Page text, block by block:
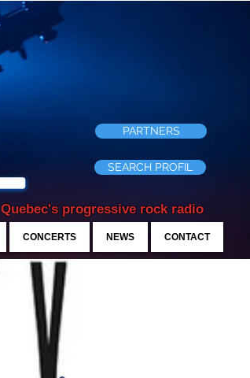
Quebec's progressive rock radio
SEARCH PROFIL
PARTNERS
CONCERTS NEWS CONTACT